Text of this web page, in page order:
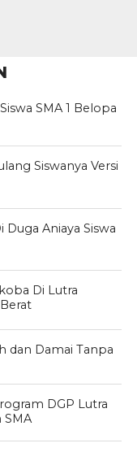
SMA 1 Belopa
Siswanya Versi
Duga Aniaya Siswa
Di Lutra
dan Damai Tanpa
DGP Lutra
SMA